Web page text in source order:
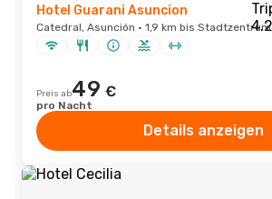
Hotel Guarani Asuncion
Catedral, Asunción · 1,9 km bis Stadtzentrum
Preis ab49 €
pro Nacht
Details anzeigen